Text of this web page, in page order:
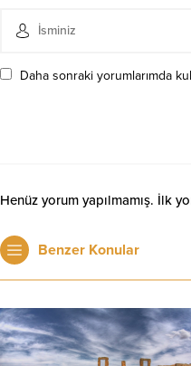
Daha sonraki yorumlarımda
Henüz yorum yapılmamış. İlk
Benzer Konular